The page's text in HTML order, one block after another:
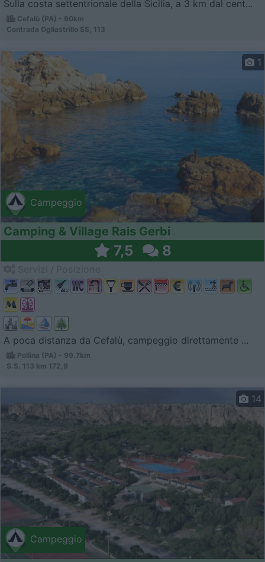
Sulla costa settentrionale della Sicilia, a 3 km dal cent...
Cefalù (PA) - 90km
Contrada Ogliastrillo SS, 113
Campeggio
1
Camping & Village Rais Gerbi
7,5 8
A poca distanza da Cefalù, campeggio direttamente ...
Pollina (PA) - 99.7km
S.S. 113 km 172,9
Campeggio
14